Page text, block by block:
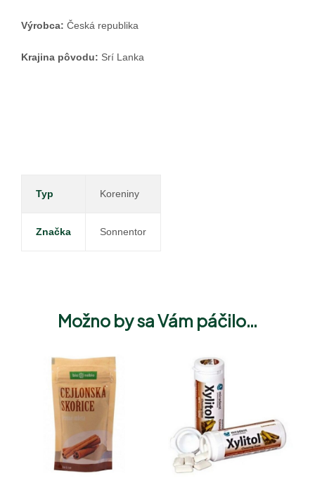
Výrobca: Česká republika
Krajina pôvodu: Srí Lanka
Typ Koreniny
Značka Sonnentor
Možno by sa Vám páčilo…